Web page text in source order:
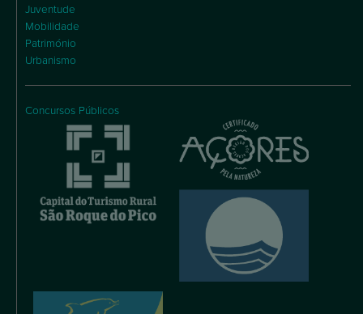
Juventude
Mobilidade
Património
Urbanismo
Concursos Públicos